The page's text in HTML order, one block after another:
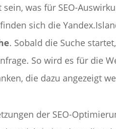
was für SEO-
sich die
. Sobald die Suche
So wird es für die
die dazu angezeigt
der SEO-